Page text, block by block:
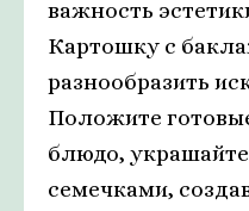
важность
Картошку с
разнообразить
Положите
блюдо,
семечками,